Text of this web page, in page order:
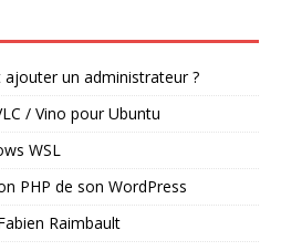
un administrateur ?
/ Vino pour Ubuntu
WSL
PHP de son WordPress
Raimbault